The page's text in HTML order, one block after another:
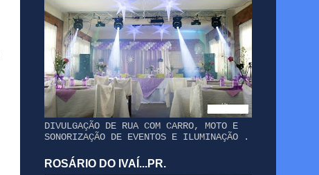
DIVULGAÇÃO DE RUA COM CARRO, MOTO E
SONORIZAÇÃO DE EVENTOS E ILUMINAÇÃO .
ROSÁRIO DO IVAÍ...PR.